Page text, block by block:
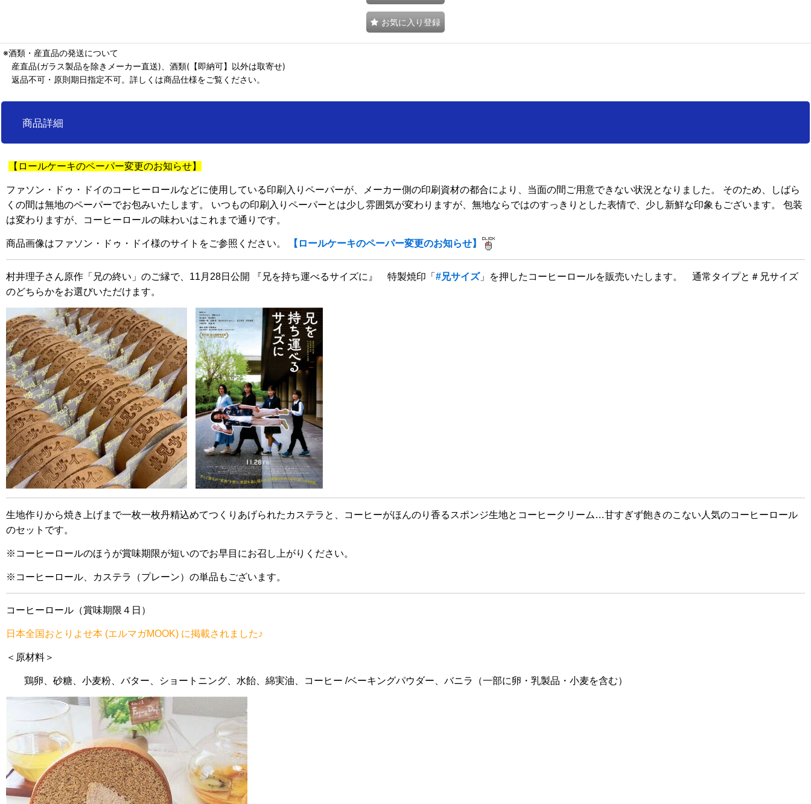
お気に入り登録
※酒類・産直品の発送について
産直品(ガラス製品を除きメーカー直送)、酒類(【即納可】以外は取寄せ)
返品不可・原則期日指定不可。詳しくは商品仕様をご覧ください。
商品詳細
【ロールケーキのペーパー変更のお知らせ】
ファソン・ドゥ・ドイのコーヒーロールなどに使用している印刷入りペーパーが、メーカー側の印刷資材の都合により、当面の間ご用意できない状況となりました。 そのため、しばら
くの間は無地のペーパーでお包みいたします。 いつもの印刷入りペーパーとは少し雰囲気が変わりますが、無地ならではのすっきりとした表情で、少し新鮮な印象もございます。 包装
は変わりますが、コーヒーロールの味わいはこれまで通りです。
商品画像はファソン・ドゥ・ドイ様のサイトをご参照ください。 【ロールケーキのペーパー変更のお知らせ】
村井理子さん原作「兄の終い」のご縁で、11月28日公開 『 兄を持ち運べるサイズに』 特製焼印「 #兄サイズ」を押したコーヒーロールを販売いたします。 通常タイプと＃兄サイズ
のどちらかをお選びいただけます。
生地作りから焼き上げまで一枚一枚丹精込めてつくりあげられたカステラと、 コーヒーがほんのり香るスポンジ生地とコーヒークリーム…甘すぎず飽きのこない 人気のコーヒーロール
のセットです。
※コーヒーロールのほうが賞味期限が短いのでお早目にお召し上がりください。
※コーヒーロール、カステラ（プレーン）の単品もございます。
コーヒーロール（賞味期限４日）
日本全国おとりよせ本 (エルマガMOOK) に掲載されました♪
＜原材料＞
鶏卵、砂糖、小麦粉、バター、ショートニング、水飴、綿実油、コーヒー /ベーキングパウダー、バニラ（一部に卵・乳製品・小麦を含む）